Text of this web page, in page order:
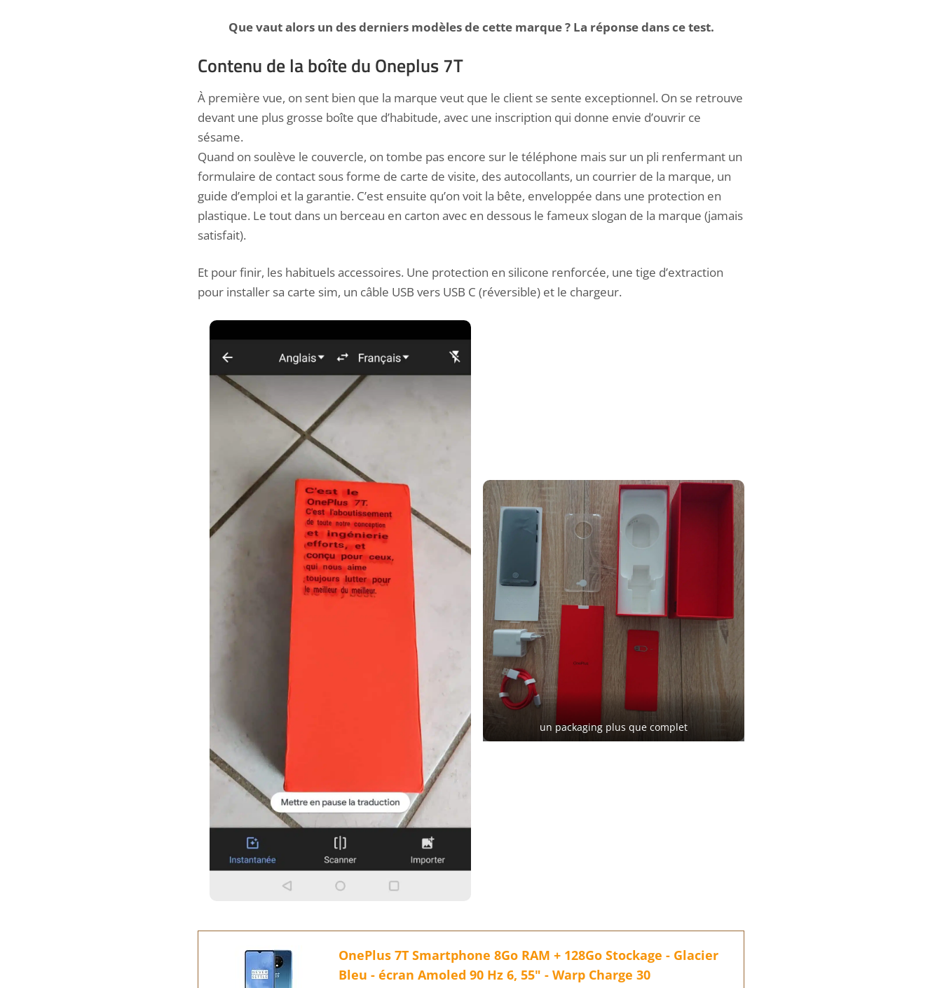
Que vaut alors un des derniers modèles de cette marque ? La réponse dans ce test.
Contenu de la boîte du Oneplus 7T
À première vue, on sent bien que la marque veut que le client se sente exceptionnel. On se retrouve
devant une plus grosse boîte que d’habitude, avec une inscription qui donne envie d’ouvrir ce
sésame.
Quand on soulève le couvercle, on tombe pas encore sur le téléphone mais sur un pli renfermant un
formulaire de contact sous forme de carte de visite, des autocollants, un courrier de la marque, un
guide d’emploi et la garantie. C’est ensuite qu’on voit la bête, enveloppée dans une protection en
plastique. Le tout dans un berceau en carton avec en dessous le fameux slogan de la marque (jamais
satisfait).
Et pour finir, les habituels accessoires. Une protection en silicone renforcée, une tige d’extraction
pour installer sa carte sim, un câble USB vers USB C (réversible) et le chargeur.
un packaging plus que complet
OnePlus 7T Smartphone 8Go RAM + 128Go Stockage - Glacier
Bleu - écran Amoled 90 Hz 6, 55" - Warp Charge 30